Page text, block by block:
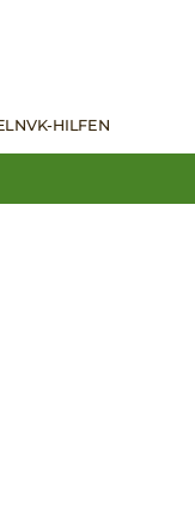
VK-HILFEN